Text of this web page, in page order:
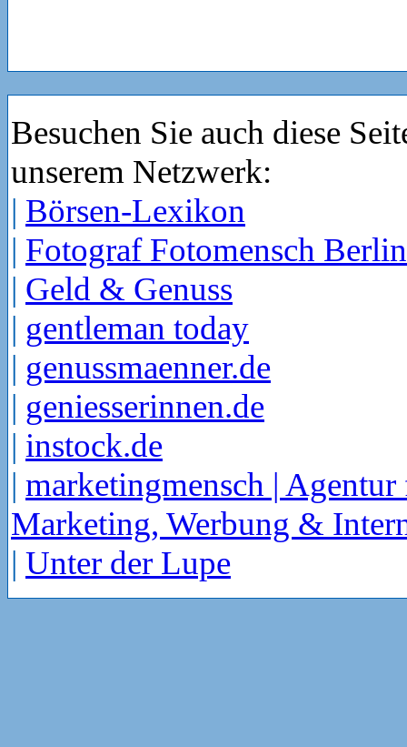
Besuchen Sie auch diese
unserem Netzwerk:
| Börsen-Lexikon
| Fotograf Fotomensch Berlin
| Geld & Genuss
| gentleman today
| genussmaenner.de
| geniesserinnen.de
| instock.de
| marketingmensch | Agentur
Marketing, Werbung &
| Unter der Lupe